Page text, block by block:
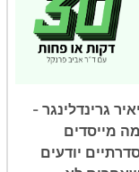
גרינדלינגר -
מייסדים
יודעים